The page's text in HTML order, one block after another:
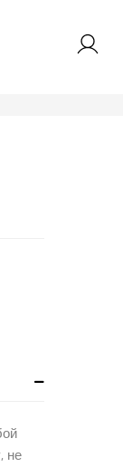
не